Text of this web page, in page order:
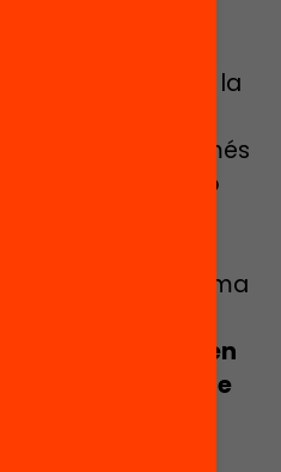
van
com començar la
del matí -tal
estudis- tenir més
cicles formatius o
que cada
no una massa
de forma
joves destaquen
la sensació de
i